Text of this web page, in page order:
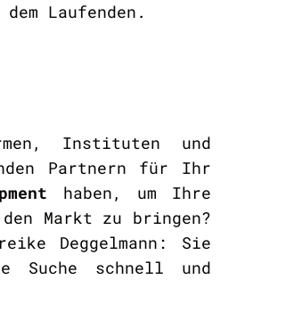
Laufenden.
Instituten und
Partnern für Ihr
haben, um Ihre
Markt zu bringen?
Deggelmann: Sie
Suche schnell und